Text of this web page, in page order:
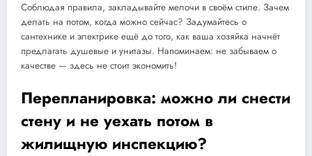
Соблюдая правила, закладывайте мелочи в своём стиле. Зачем
делать на потом, когда можно сейчас? Задумайтесь о
сантехнике и электрике ещё до того, как ваша хозяйка начнёт
предлагать душевые и унитазы. Напоминаем: не забываем о
качестве — здесь не стоит экономить!
Перепланировка: можно ли снести
стену и не уехать потом в
жилищную инспекцию?